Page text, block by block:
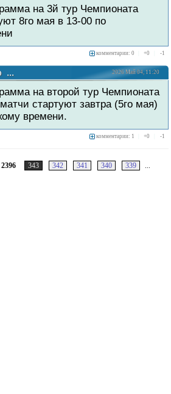
на 3й тур Чемпионата
8го мая в 13-00 по
комментарии: 0 +0 -1
2026 Май 04, 11:20
...
на второй тур Чемпионата
стартуют завтра (5го мая)
времени.
комментарии: 1 +0 -1
2396 343 342 341 340 339 ...